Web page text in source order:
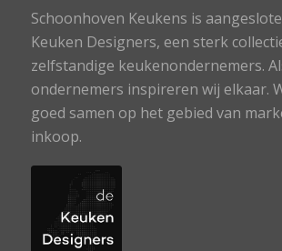
Schoonhoven Keukens is
Keuken Designers, een sterk
zelfstandige keukenondernemers.
ondernemers inspireren wij elkaar.
goed samen op het gebied van
inkoop.